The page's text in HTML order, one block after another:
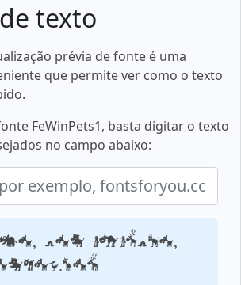
texto
prévia de fonte é uma
que permite ver como o texto
FeWinPets1, basta digitar o texto
no campo abaixo:
por exemplo,